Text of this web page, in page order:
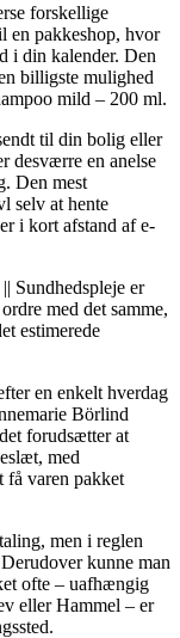
forskellige
en pakkeshop, hvor
i din kalender. Den
billigste mulighed
mild – 200 ml.
til din bolig eller
desværre en anelse
Den mest
selv at hente
i kort afstand af e-
Sundhedspleje er
med det samme,
estimerede
en enkelt hverdag
Börlind
forudsætter at
med
få varen pakket
men i reglen
kunne man
ofte – uafhængig
eller Hammel – er